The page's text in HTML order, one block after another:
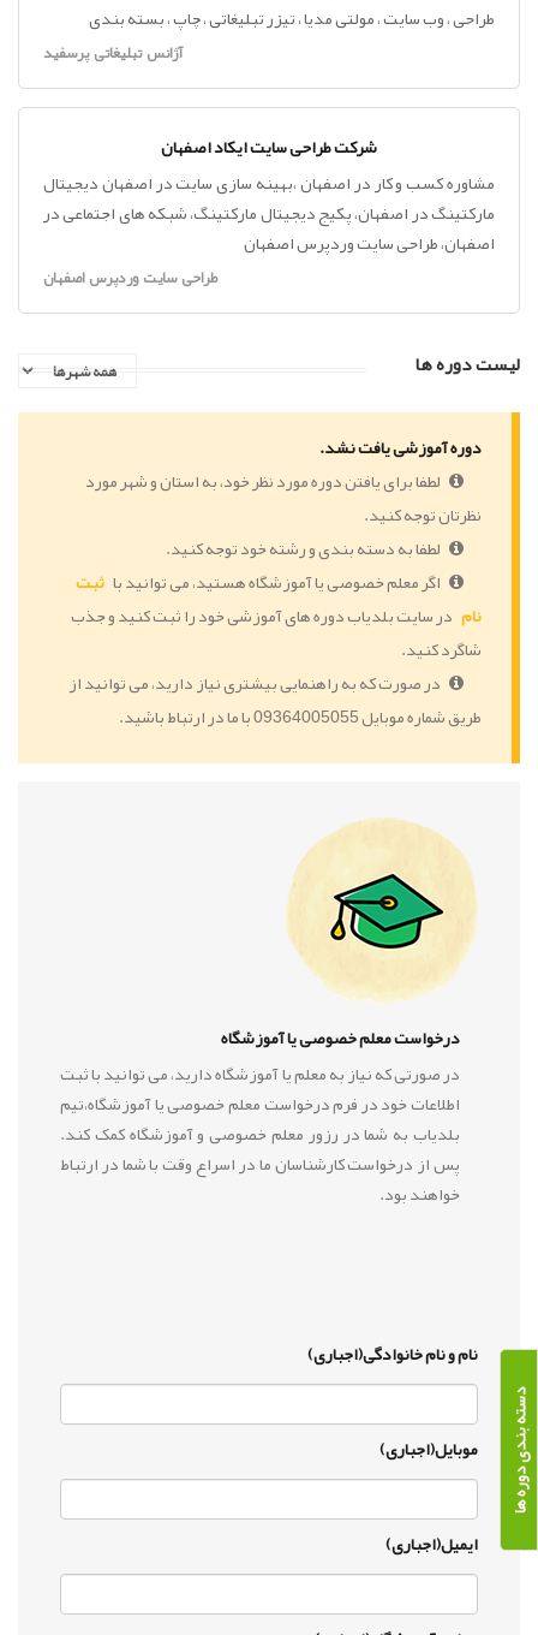
دسته بندی دوره ها
طراحی ، وب سایت ، مولتی مدیا ، تیزر تبلیغاتی ، چاپ ، بسته بندی
آژانس تبلیغاتی پرسفید
شرکت طراحی سایت ایکاد اصفهان
مشاوره کسب و کار در اصفهان ،بهینه سازی سایت در اصفهان دیجیتال
مارکتینگ در اصفهان، پکیج دیجیتال مارکتینگ، شبکه های اجتماعی در
اصفهان، طراحی سایت وردپرس اصفهان
طراحی سایت وردپرس اصفهان
لیست دوره ها
دوره آموزشی یافت نشد.
لطفا برای یافتن دوره مورد نظر خود، به استان و شهر مورد
نظرتان توجه کنید.
لطفا به دسته بندی و رشته خود توجه کنید.
اگر معلم خصوصی یا آموزشگاه هستید، می توانید با ثبت
نام در سایت بلدیاب دوره های آموزشی خود را ثبت کنید و جذب
شاگرد کنید.
در صورت که به راهنمایی بیشتری نیاز دارید، می توانید از
طریق شماره موبایل 09364005055 با ما در ارتباط باشید.
درخواست معلم خصوصی یا آموزشگاه
در صورتی که نیاز به معلم یا آموزشگاه دارید، می توانید با ثبت
اطلاعات خود در فرم درخواست معلم خصوصی یا آموزشگاه،تیم
بلدیاب به شما در رزور معلم خصوصی و آموزشگاه کمک کند.
پس از درخواست کارشناسان ما در اسراع وقت با شما در ارتباط
خواهند بود.
نام و نام خانوادگی(اجباری)
موبایل(اجباری)
ایمیل(اجباری)